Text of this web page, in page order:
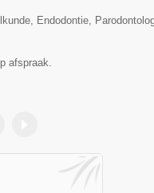
Endodontie,
afspraak.